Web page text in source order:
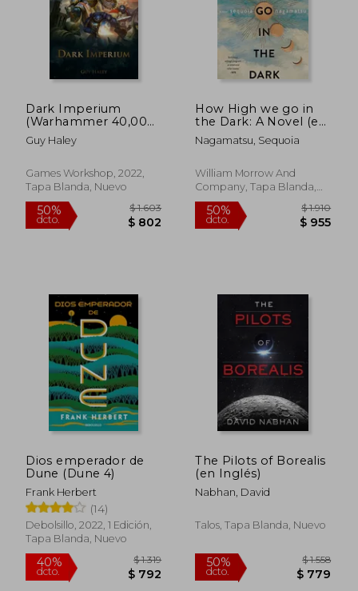
Dark Imperium
(Warhammer 40,000)
(en Inglés)
Guy Haley
Games Workshop, 2022,
Tapa Blanda, Nuevo
50%
dcto.
How High we go in
the Dark: A Novel (en
Inglés)
Nagamatsu, Sequoia
William Morrow And
Company, Tapa Blanda,
Nuevo
50%
dcto.
Dios emperador de
Dune (Dune 4)
Frank Herbert
(14)
Debolsillo, 2022, 1 Edición,
Tapa Blanda, Nuevo
The Pilots of Borealis
(en Inglés)
Nabhan, David
Talos, Tapa Blanda, Nuevo